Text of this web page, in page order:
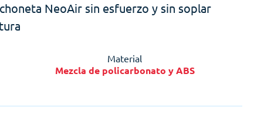
NeoAir sin esfuerzo y sin soplar
Material
Mezcla de policarbonato y ABS